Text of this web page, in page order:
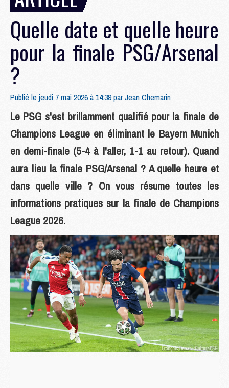
Quelle date et quelle heure
pour la finale PSG/Arsenal
?
Publié le jeudi 7 mai 2026 à 14:39 parJean Chemarin
Le PSG s'est brillamment qualifié pour la finale de
Champions League en éliminant le Bayern Munich
en demi-finale (5-4 à l'aller, 1-1 au retour). Quand
aura lieu la finale PSG/Arsenal ? A quelle heure et
dans quelle ville ? On vous résume toutes les
informations pratiques sur la finale de Champions
League 2026.